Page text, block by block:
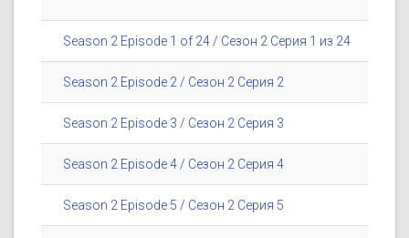
Season 2 Episode 1 of 24 / Сезон 2 Серия 1 из 24
Season 2 Episode 2 / Сезон 2 Серия 2
Season 2 Episode 3 / Сезон 2 Серия 3
Season 2 Episode 4 / Сезон 2 Серия 4
Season 2 Episode 5 / Сезон 2 Серия 5